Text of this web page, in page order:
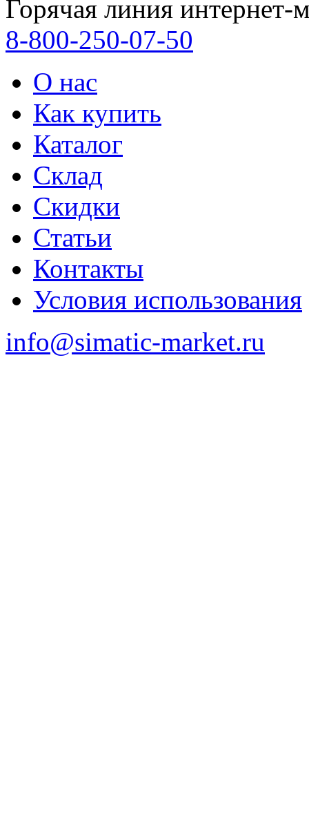
Горячая линия интернет-
8-800-250-07-50
О нас
Как купить
Каталог
Склад
Скидки
Статьи
Контакты
Условия использования
info@simatic-market.ru